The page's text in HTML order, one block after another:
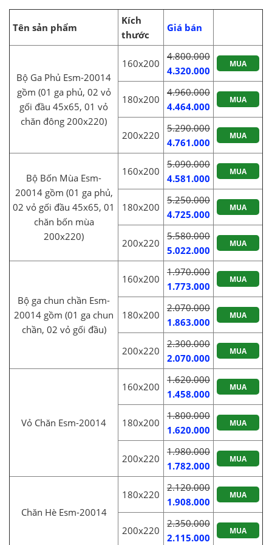
Tên sản phẩm
Kích
thước
Giá bán
Bộ Ga Phủ Esm-20014
gồm (01 ga phủ, 02 vỏ
gối đầu 45x65, 01 vỏ
chăn đông 200x220)
160x200
4.800.000
4.320.000
MUA
180x200
4.960.000
4.464.000
MUA
200x220
5.290.000
4.761.000
MUA
Bộ Bốn Mùa Esm-
20014 gồm (01 ga phủ,
02 vỏ gối đầu 45x65, 01
chăn bốn mùa
200x220)
160x200
5.090.000
4.581.000
MUA
180x200
5.250.000
4.725.000
MUA
200x220
5.580.000
5.022.000
MUA
Bộ ga chun chần Esm-
20014 gồm (01 ga chun
chần, 02 vỏ gối đầu)
160x200
1.970.000
1.773.000
MUA
180x200
2.070.000
1.863.000
MUA
200x220
2.300.000
2.070.000
MUA
Vỏ Chăn Esm-20014
160x200
1.620.000
1.458.000
MUA
180x200
1.800.000
1.620.000
MUA
200x220
1.980.000
1.782.000
MUA
Chăn Hè Esm-20014
180x220
2.120.000
1.908.000
MUA
200x220
2.350.000
2.115.000
MUA